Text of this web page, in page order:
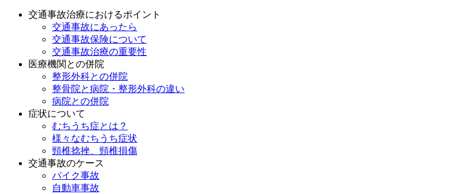
交通事故治療におけるポイント
交通事故にあったら
交通事故保険について
交通事故治療の重要性
医療機関との併院
整形外科との併院
整骨院と病院・整形外科の違い
病院との併院
症状について
むちうち症とは？
様々なむちうち症状
頸椎捻挫、頸椎損傷
交通事故のケース
バイク事故
自動車事故